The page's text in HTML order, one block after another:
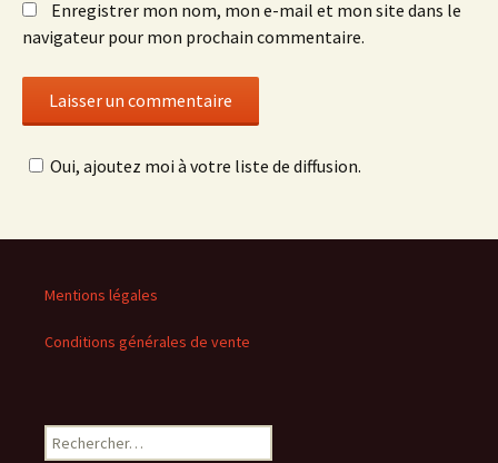
Enregistrer mon nom, mon e-mail et mon site dans le
navigateur pour mon prochain commentaire.
Oui, ajoutez moi à votre liste de diffusion.
Mentions légales
Conditions générales de vente
Rechercher :